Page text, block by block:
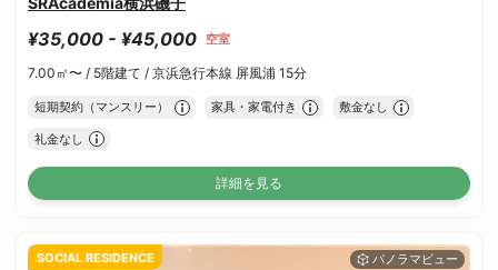
¥35,000 - ¥45,000 空室
7.00㎡〜 / 5階建て / 京浜急行本線 屏風浦 15分
短期契約（マンスリー） 家具・家電付き 敷金なし
礼金なし
詳細を見る
SOCIAL RESIDENCE